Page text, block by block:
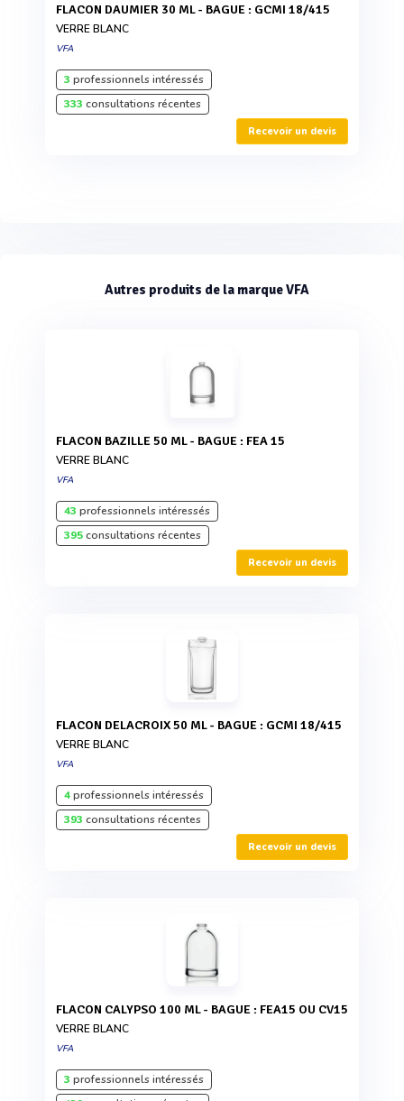
FLACON DAUMIER 30 ML - BAGUE : GCMI 18/415
VERRE BLANC
VFA
3 professionnels intéressés
333 consultations récentes
Recevoir un devis
Autres produits de la marque VFA
FLACON BAZILLE 50 ML - BAGUE : FEA 15
VERRE BLANC
VFA
43 professionnels intéressés
395consultations récentes
Recevoir un devis
FLACON DELACROIX 50 ML - BAGUE : GCMI 18/415
VERRE BLANC
VFA
4professionnels intéressés
393 consultations récentes
Recevoir un devis
FLACON CALYPSO 100 ML - BAGUE : FEA15 OU CV15
VERRE BLANC
VFA
3 professionnels intéressés